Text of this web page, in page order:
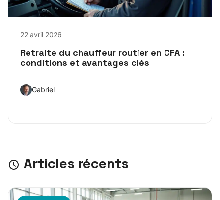
22 avril 2026
Retraite du chauffeur routier en CFA :
conditions et avantages clés
Gabriel
Articles récents